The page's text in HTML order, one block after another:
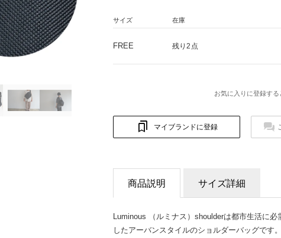
サイズ 在庫
FREE 残り2点
お気に入りに登録する
マイブランドに登録
商品説明 サイズ詳細
Luminous （ルミナス）shoulderは都市生活に
したアーバンスタイルのショルダーバッグです。